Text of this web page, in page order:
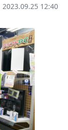
2023.09.25 12:40